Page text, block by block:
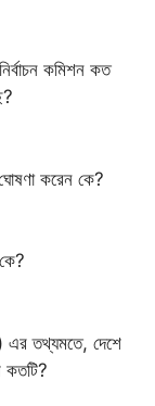
কমিশন কত
করেন কে?
এর তথ্যমতে, দেশে
কতটি?